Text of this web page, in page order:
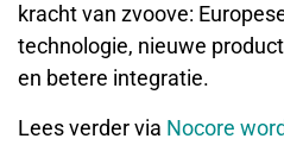
kracht van zvoove:
technologie, nieuwe
en betere integratie.
Lees verder via Nocore